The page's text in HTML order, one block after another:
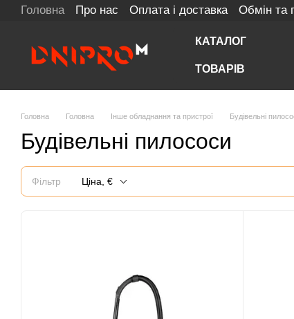
Перейти до основного контенту
Головна Про нас Оплата і доставка Обмін та
КАТАЛОГ
ТОВАРІВ
Головна Головна Інше обладнання та пристрої Будівельні
Будівельні пилососи
Фільтр Ціна, €